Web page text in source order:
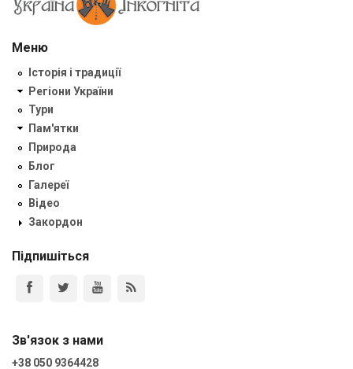
Меню
Історія і традиції
Регіони України
Тури
Пам'ятки
Природа
Блог
Галереї
Відео
Закордон
Підпишіться
Зв'язок з нами
+38 050 9364428